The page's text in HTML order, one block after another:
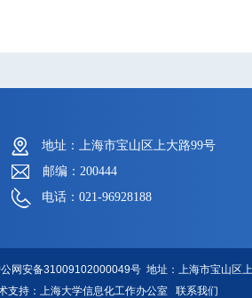
地址：上海市宝山区上大路99号
邮编：200444
电话：021-96928188
网安备31009102000049号 地址：上海市宝山区
支持：
上海大学信息化工作办公室 联系我们